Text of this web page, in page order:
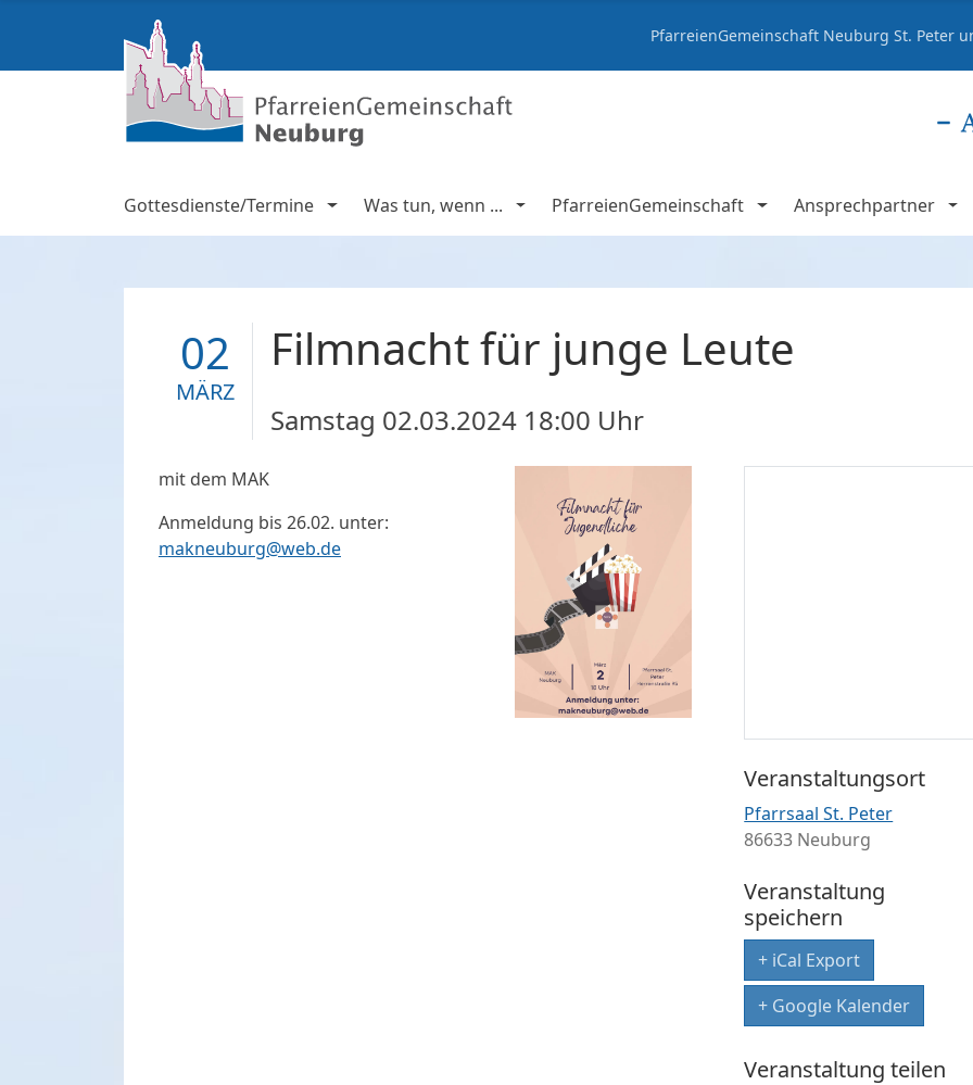
PfarreienGemeinschaft Neuburg St. Peter
Gottesdienste/Termine Was tun, wenn ... PfarreienGemeinschaft Ansprechpartner
02
MÄRZ
Filmnacht für junge Leute
Samstag 02.03.2024 18:00 Uhr
mit dem MAK
Anmeldung bis 26.02. unter:
makneuburg@web.de
Veranstaltungsort
Pfarrsaal St. Peter
86633 Neuburg
Veranstaltung
speichern
+ iCal Export
+ Google Kalender
Veranstaltung teilen